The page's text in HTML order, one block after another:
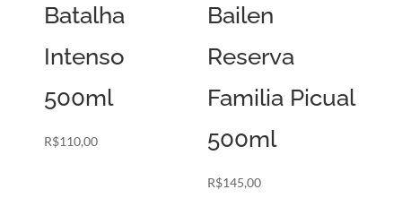
Batalha
Intenso
500ml
R$110,00
Bailen
Reserva
Familia Picual
500ml
R$145,00